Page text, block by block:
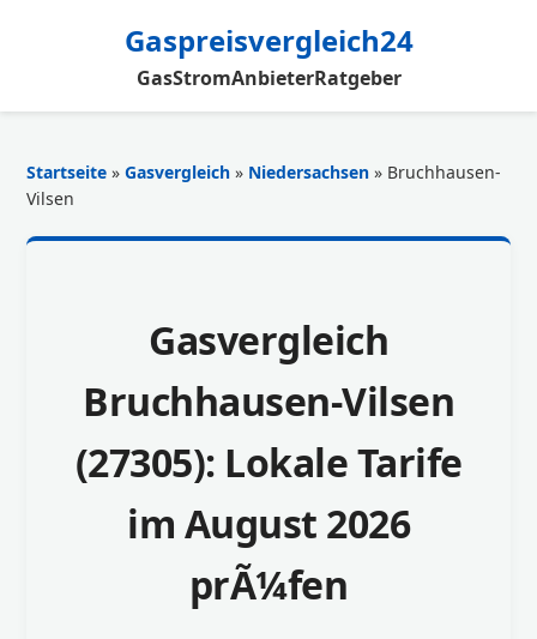
Gaspreisvergleich24
GasStromAnbieterRatgeber
Startseite »Gasvergleich » Niedersachsen » Bruchhausen-
Vilsen
Gasvergleich
Bruchhausen-Vilsen
(27305): Lokale Tarife
im August 2026
prÃ¼fen